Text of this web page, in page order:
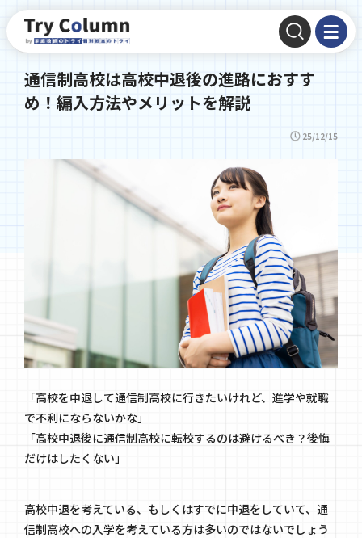
通信制高校は高校中退後の進路におすす
め！編入方法やメリットを解説
25/12/15
「高校を中退して通信制高校に行きたいけれど、進学や就職
で不利にならないかな」
「高校中退後に通信制高校に転校するのは避けるべき？後悔
だけはしたくない」
高校中退を考えている、もしくはすでに中退をしていて、通
信制高校への入学を考えている方は多いのではないでしょう